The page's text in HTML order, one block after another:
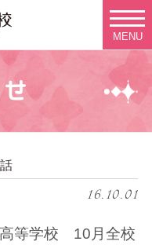
MENU
16.10.01
等学校 10月全校